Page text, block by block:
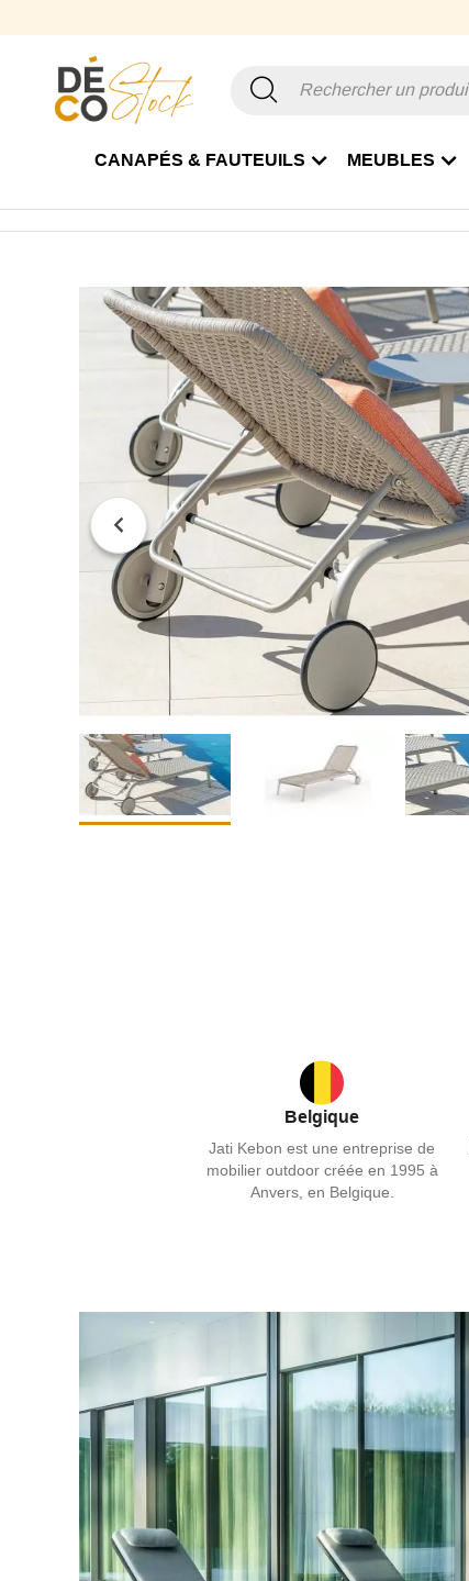
CANAPÉS & FAUTEUILS MEUBLES
Belgique
Jati Kebon est une entreprise de
mobilier outdoor créée en 1995 à
Anvers, en Belgique.